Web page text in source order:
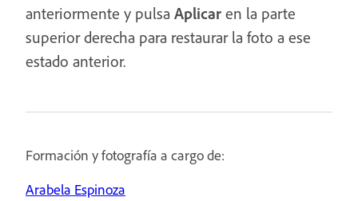
anteriormente y pulsa Aplicar en la parte
superior derecha para restaurar la foto a ese
estado anterior.
Formación y fotografía a cargo de:
Arabela Espinoza